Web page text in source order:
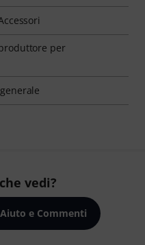
per
vedi?
Aiuto e Commenti